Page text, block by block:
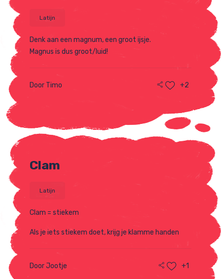
Latijn
Denk aan een magnum, een groot ijsje.
Magnus is dus groot/luid!
Door Timo +2
Clam
Latijn
Clam = stiekem
Als je iets stiekem doet, krijg je klamme handen
Door Jootje +1